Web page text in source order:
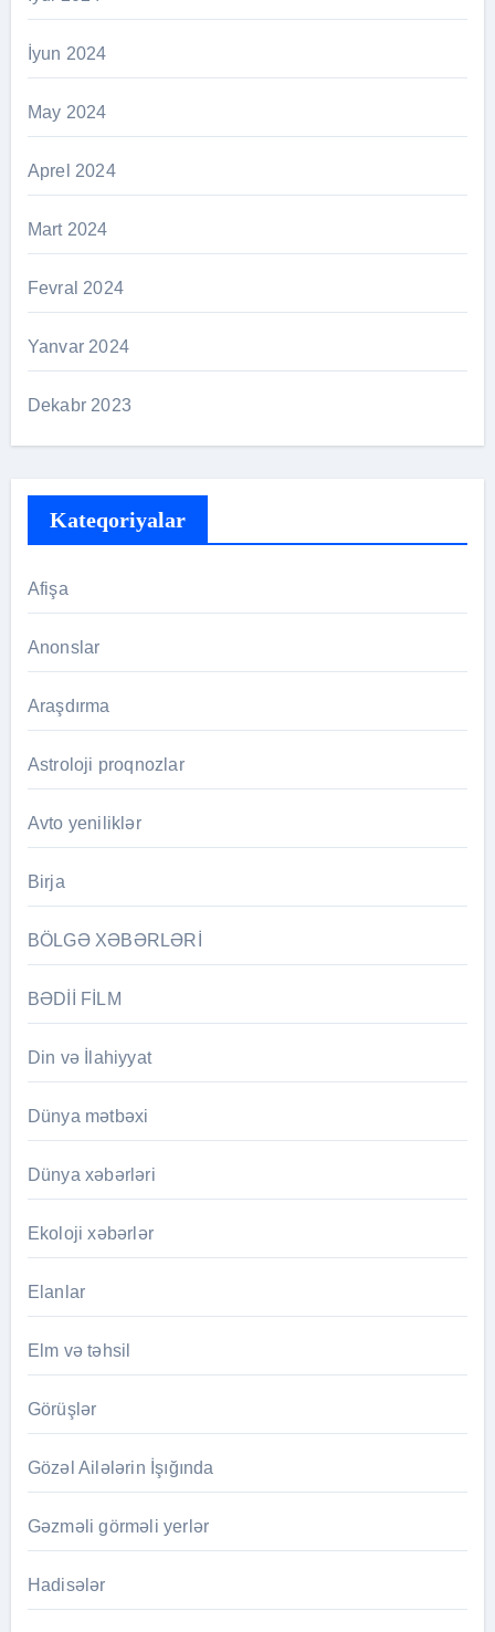
İyun 2024
May 2024
Aprel 2024
Mart 2024
Fevral 2024
Yanvar 2024
Dekabr 2023
Kateqoriyalar
Afişa
Anonslar
Araşdırma
Astroloji proqnozlar
Avto yeniliklər
Birja
BÖLGƏ XƏBƏRLƏRİ
BƏDİİ FİLM
Din və İlahiyyat
Dünya mətbəxi
Dünya xəbərləri
Ekoloji xəbərlər
Elanlar
Elm və təhsil
Görüşlər
Gözəl Ailələrin İşığında
Gəzməli görməli yerlər
Hadisələr